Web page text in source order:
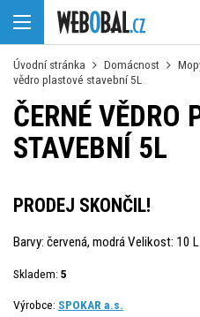
Úvodní stránka Domácnost
vědro plastové stavební 5L
ČERNÉ VĚDRO
STAVEBNÍ 5L
PRODEJ SKONČIL!
Barvy: červená, modrá Velikost: 10 L
Skladem: 5
Výrobce: SPOKAR a.s.